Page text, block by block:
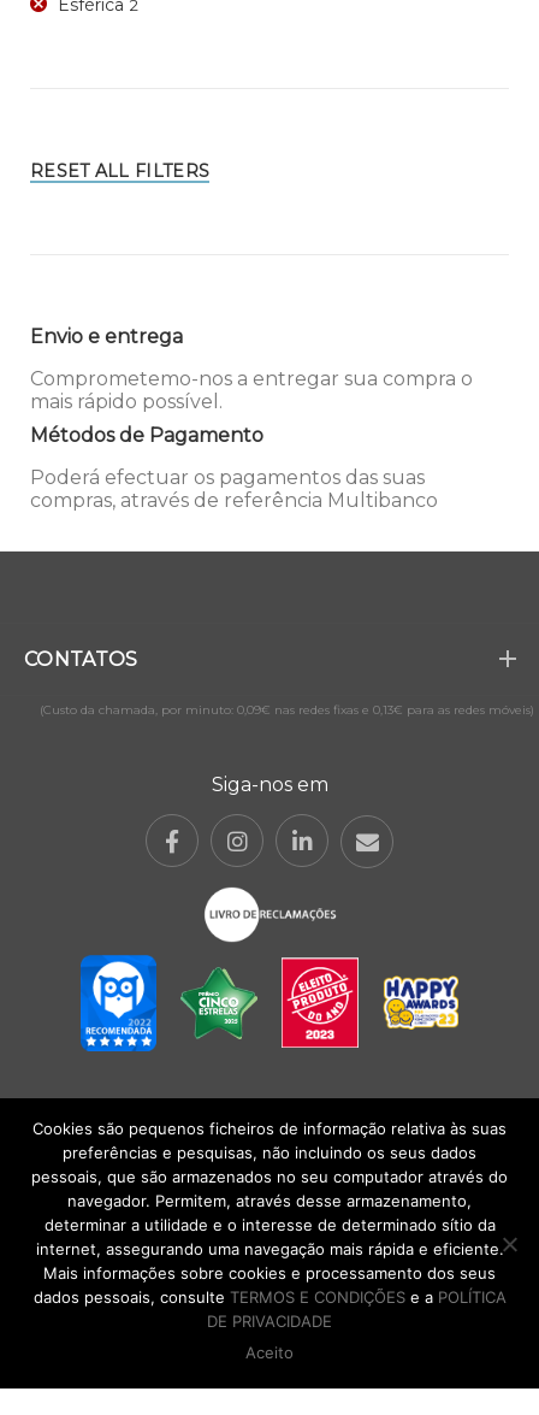
Esférica 2
RESET ALL FILTERS
Envio e entrega
Comprometemo-nos a entregar sua compra o
mais rápido possível.
Métodos de Pagamento
Poderá efectuar os pagamentos das suas
compras, através de referência Multibanco
CONTATOS
(Custo da chamada, por minuto: 0,09€ nas redes fixas e 0,13€ para as redes móveis)
Siga-nos em
POLÍTICA DE PRIVACIDADE|TERMOS E CONDIÇÕESlCONDIÇÕES
GERAIS DE VENDA| Alberto Oculista, SA 2026. Todos os direitos reservados.
DE VOLTA AO TOPO
Cookies são pequenos ficheiros de informação relativa às suas
preferências e pesquisas, não incluindo os seus dados
pessoais, que são armazenados no seu computador através do
navegador. Permitem, através desse armazenamento,
determinar a utilidade e o interesse de determinado sítio da
internet, assegurando uma navegação mais rápida e eficiente.
Mais informações sobre cookies e processamento dos seus
dados pessoais, consulte TERMOS E CONDIÇÕESe a POLÍTICA
DE PRIVACIDADE
Aceito